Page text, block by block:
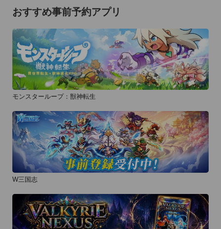
おすすめ事前予約アプリ
モンスターループ：獣神転生
W三国志